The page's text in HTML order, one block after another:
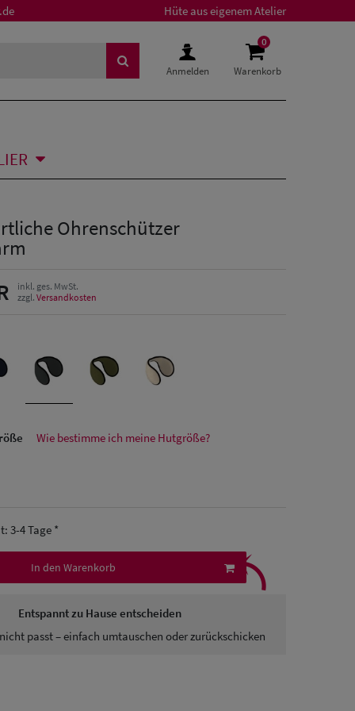
Hüte aus eigenem Atelier
Anmelden
0
Warenkorb
Ohrenschützer
inkl. ges. MwSt.
zzgl. Versandkosten
Wie bestimme ich meine Hutgröße?
3-4 Tage *
In den Warenkorb
Entspannt zu Hause entscheiden
passt – einfach umtauschen oder zurückschicken
⤹